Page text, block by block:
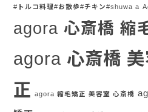
#トルコ料理#お散歩#チキン#shuwa a
agora 心斎橋 縮
agora 心斎橋
正 agora 縮毛矯正 美容室 心斎橋